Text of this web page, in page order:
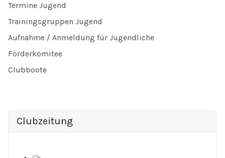
Termine Jugend
Trainingsgruppen Jugend
Aufnahme / Anmeldung für Jugendliche
Förderkomitee
Clubboote
Clubzeitung